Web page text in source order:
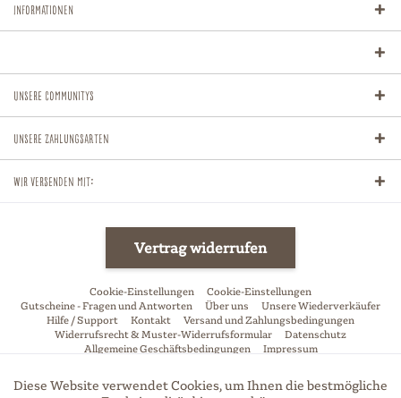
Informationen
Unsere Communitys
Unsere Zahlungsarten
Wir versenden mit:
Vertrag widerrufen
Cookie-Einstellungen
Cookie-Einstellungen
Gutscheine - Fragen und Antworten
Über uns
Unsere Wiederverkäufer
Hilfe / Support
Kontakt
Versand und Zahlungsbedingungen
Widerrufsrecht & Muster-Widerrufsformular
Datenschutz
Allgemeine Geschäftsbedingungen
Impressum
* Alle Preise inkl. gesetzl. Mehrwertsteuer zzgl.Versandkostenund ggf.
Nachnahmegebühren, wenn nicht anders beschrieben
Funktionale Aktiv
Diese Website verwendet Cookies, um Ihnen die bestmögliche